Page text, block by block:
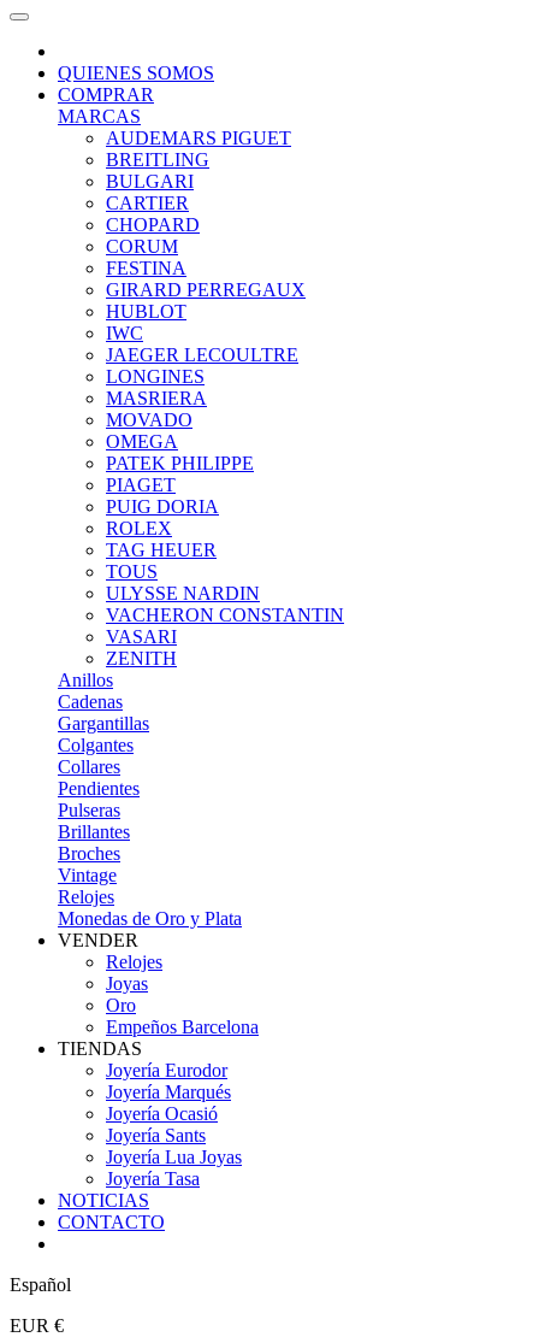
QUIENES SOMOS
COMPRAR
MARCAS
AUDEMARS PIGUET
BREITLING
BULGARI
CARTIER
CHOPARD
CORUM
FESTINA
GIRARD PERREGAUX
HUBLOT
IWC
JAEGER LECOULTRE
LONGINES
MASRIERA
MOVADO
OMEGA
PATEK PHILIPPE
PIAGET
PUIG DORIA
ROLEX
TAG HEUER
TOUS
ULYSSE NARDIN
VACHERON CONSTANTIN
VASARI
ZENITH
Anillos
Cadenas
Gargantillas
Colgantes
Collares
Pendientes
Pulseras
Brillantes
Broches
Vintage
Relojes
Monedas de Oro y Plata
VENDER
Relojes
Joyas
Oro
Empeños Barcelona
TIENDAS
Joyería Eurodor
Joyería Marqués
Joyería Ocasió
Joyería Sants
Joyería Lua Joyas
Joyería Tasa
NOTICIAS
CONTACTO
Español
EUR €